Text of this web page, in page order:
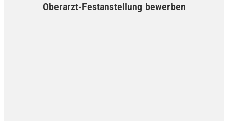
Oberarzt-Festanstellung bewerben